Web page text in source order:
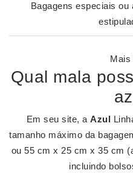
Bagagens especiais ou
Mais
Qual mala
Em seu site, a Azul
tamanho máximo da
ou 55 cm x 25 cm x 35 cm
incluindo